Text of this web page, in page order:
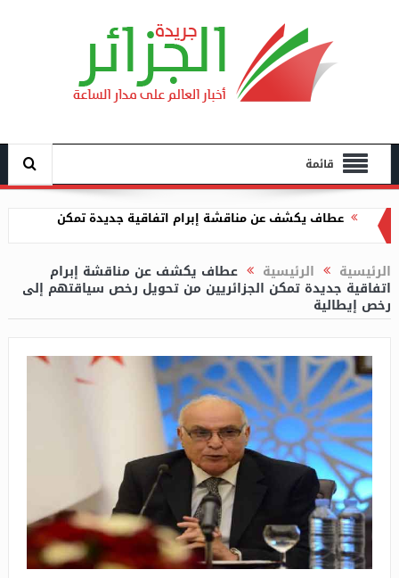
قائمة
توقيف المتورطين في الاعتداء على أطفال الكشافة
التوقيع على 4 اتفاقيات استراتيجية في مجالات صناعية
متنوعة في الدورة الخامسة للقمة الجزائرية-الإيطالية
إشراف مزيان على اختتام فعاليات الملتقى العربي “الضاد
في وسائل الإعلام”
الغلة في الجزائر يأكلها الجنرالات وكلابهم والشعب يأكل
من النفايات
إصدار مديرية الجمارك منشورا داخليا يحدد كيفيات
مراقبة قيمة السيارات المستوردة
الدرك يلقي القبض على أربعيني تورط في مناورات خطيرة
الرئيسية الرئيسية عطاف يكشف عن مناقشة إبرام
اتفاقية جديدة تمكن الجزائريين من تحويل رخص سياقتهم إلى
رخص إيطالية